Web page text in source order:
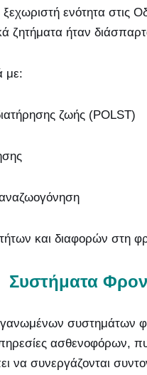
ενότητα στις
ζητήματα ήταν
με:
ζωής (POLST)
αναζωογόνηση
και διαφορών στη
Συστήματα
συστημάτων
ασθενοφόρων,
να συνεργάζονται